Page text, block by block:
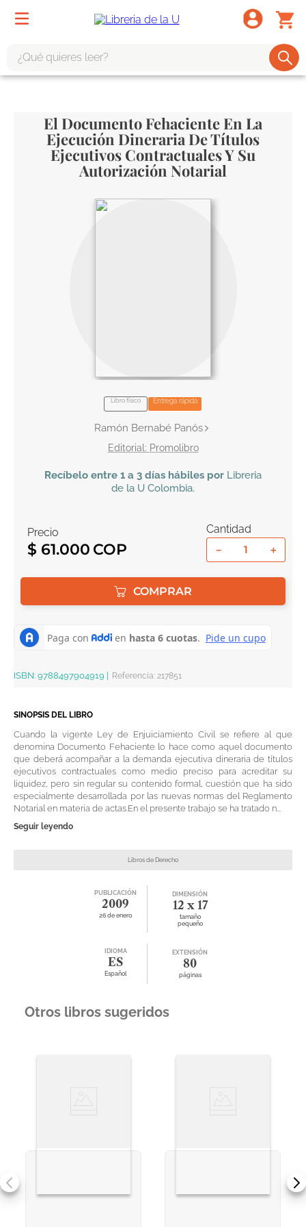
El Documento Fehaciente En La
Ejecución Dineraria De Títulos
Ejecutivos Contractuales Y Su
Autorización Notarial
Libro físico Entrega rápida
Ramón Bernabé Panós
Promolibro
Recíbelo entre 1 a 3 días hábiles por Libreria
de la U Colombia.
Precio
$ 61.000
Cantidad
＋
－
COMPRAR
ISBN: 9788497904919 Referencia: 217851
SINOPSIS DEL LIBRO
Cuando la vigente Ley de Enjuiciamiento Civil se refiere al que
denomina Documento Fehaciente lo hace como aquel documento
que deberá acompañar a la demanda ejecutiva dineraria de títulos
ejecutivos contractuales como medio preciso para acreditar su
liquidez, pero sin regular su contenido formal, cuestión que ha sido
especialmente desarrollada por las nuevas normas del Reglamento
Notarial en materia de actas.En el presente trabajo se ha tratado n...
Seguir leyendo
Libros de Derecho
PUBLICACIÓN
2009
26 de enero
DIMENSIÓN
12 x 17
tamaño
pequeño
IDIOMA
ES
Español
EXTENSIÓN
80
páginas
Otros libros sugeridos
tote bag -
harry potter